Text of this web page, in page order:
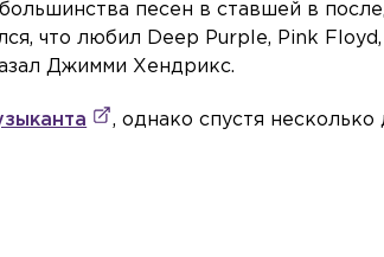
песен в ставшей в
что любил Deep Purple, Pink
Джимми Хендрикс.
, однако спустя несколько